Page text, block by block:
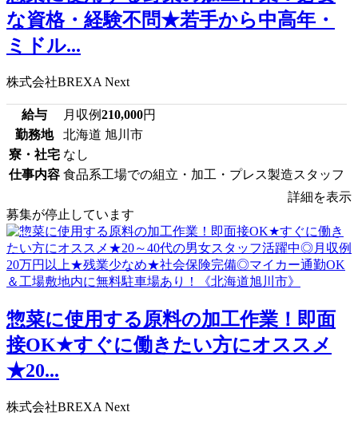
な資格・経験不問★若手から中高年・
ミドル...
株式会社BREXA Next
給与 月収例210,000円
勤務地
北海道 旭川市
寮・社宅 なし
仕事内容 食品系工場での組立・加工・プレス製造スタッフ
詳細を表示
募集が停止しています
惣菜に使用する原料の加工作業！即面
接OK★すぐに働きたい方にオススメ
★20...
株式会社BREXA Next